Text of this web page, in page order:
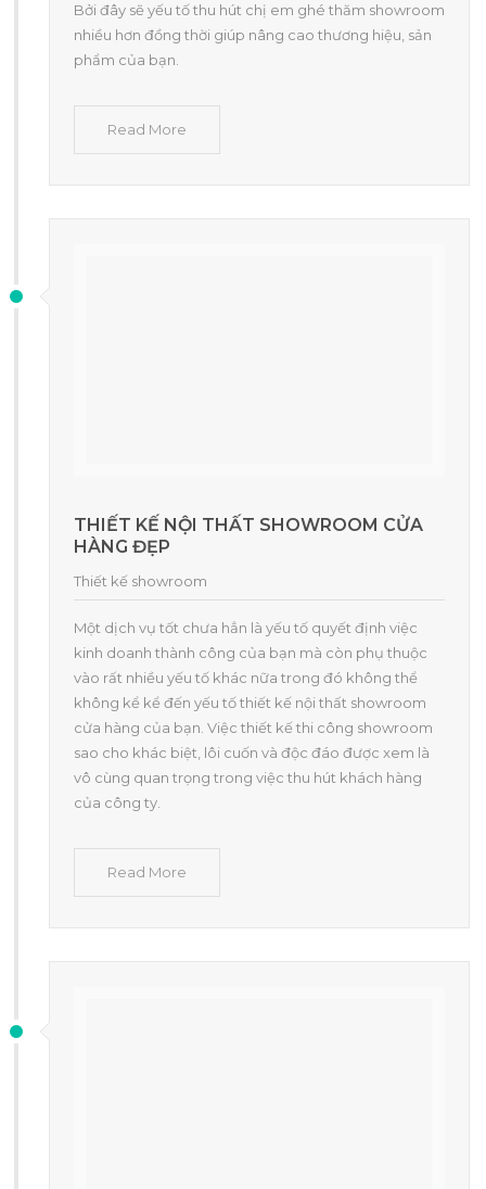
Bởi đây sẽ yếu tố thu hút chị em ghé thăm showroom
nhiều hơn đồng thời giúp nâng cao thương hiệu, sản
phẩm của bạn.
Read More
THIẾT KẾ NỘI THẤT SHOWROOM CỬA
HÀNG ĐẸP
Thiết kế showroom
Một dịch vụ tốt chưa hẳn là yếu tố quyết định việc
kinh doanh thành công của bạn mà còn phụ thuộc
vào rất nhiều yếu tố khác nữa trong đó không thể
không kể kể đến yếu tố thiết kế nội thất showroom
cửa hàng của bạn. Việc thiết kế thi công showroom
sao cho khác biệt, lôi cuốn và độc đáo được xem là
vô cùng quan trọng trong việc thu hút khách hàng
của công ty.
Read More